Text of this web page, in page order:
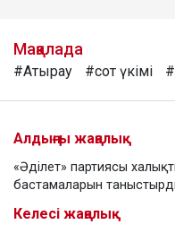
Мақалада
#Атырау #сот үкімі
Алдыңғы жаңалық
«Әділет» партиясы
бастамаларын
Келесі жаңалық